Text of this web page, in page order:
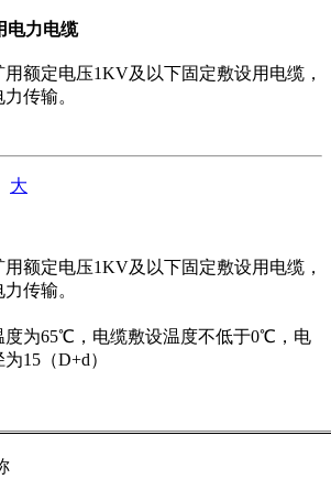
电力电缆
额定电压1KV及以下固定敷设用电缆，
传输。
大
额定电压1KV及以下固定敷设用电缆，
传输。
度为65℃，电缆敷设温度不低于0℃，电
15（D+d）